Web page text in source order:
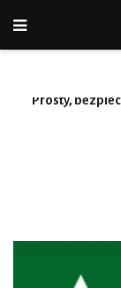
Prosty,